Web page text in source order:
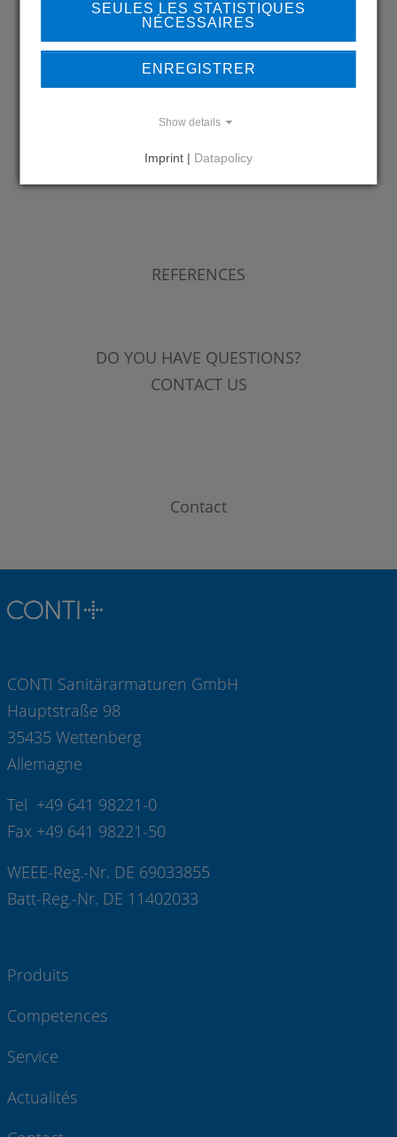
Back to overview
LEARN MORE ABOUT
OUR REFERENCES
REFERENCES
DO YOU HAVE QUESTIONS?
CONTACT US
Contact
CONTI Sanitärarmaturen GmbH
Hauptstraße 98
35435 Wettenberg
Allemagne
Tel +49 641 98221-0
Fax +49 641 98221-50
WEEE-Reg.-Nr. DE 69033855
Batt-Reg.-Nr. DE 11402033
Produits
Competences
Service
Actualités
SEULES LES STATISTIQUES
NÉCESSAIRES
ENREGISTRER
Show details
Imprint | Datapolicy